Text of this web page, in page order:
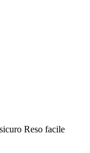
Reso facile